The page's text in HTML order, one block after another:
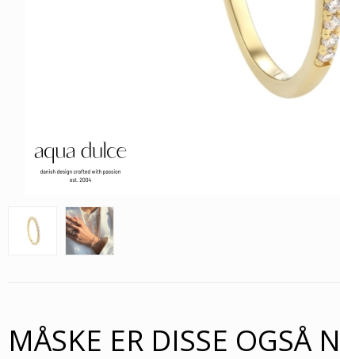
MÅSKE ER DISSE OGSÅ